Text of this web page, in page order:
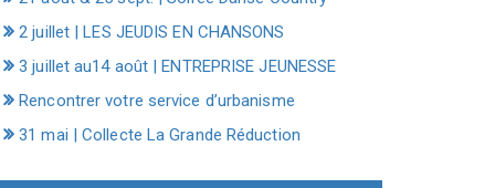
2 juillet | LES JEUDIS EN CHANSONS
3 juillet au14 août | ENTREPRISE JEUNESSE
Rencontrer votre service d’urbanisme
31 mai | Collecte La Grande Réduction